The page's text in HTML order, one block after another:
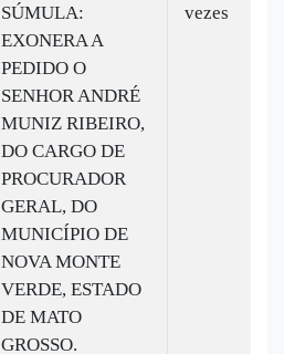
SÚMULA:
EXONERA A
PEDIDO O
SENHOR ANDRÉ
MUNIZ RIBEIRO,
DO CARGO DE
PROCURADOR
GERAL, DO
MUNICÍPIO DE
NOVA MONTE
VERDE, ESTADO
DE MATO
GROSSO.
vezes